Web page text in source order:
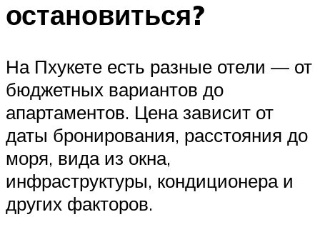
остановиться?
На Пхукете есть разные отели — от
бюджетных вариантов до
апартаментов. Цена зависит от
даты бронирования, расстояния до
моря, вида из окна,
инфраструктуры, кондиционера и
других факторов.